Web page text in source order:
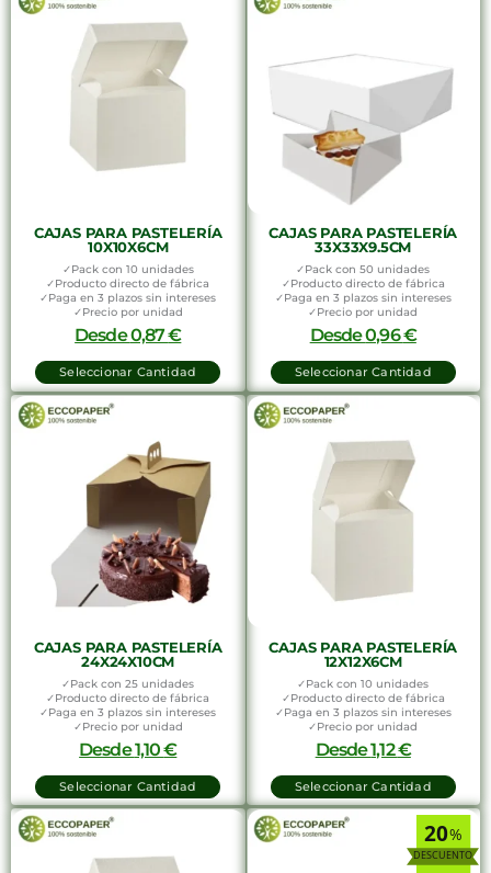
CAJAS PARA PASTELERÍA
10X10X6CM
✓Pack con 10 unidades
✓Producto directo de fábrica
✓Paga en 3 plazos sin intereses
✓Precio por unidad
Desde0,87€
Seleccionar Cantidad
CAJAS PARA PASTELERÍA
33X33X9.5CM
✓Pack con 50 unidades
✓Producto directo de fábrica
✓Paga en 3 plazos sin intereses
✓Precio por unidad
Desde0,96€
Seleccionar Cantidad
CAJAS PARA PASTELERÍA
24X24X10CM
✓Pack con 25 unidades
✓Producto directo de fábrica
✓Paga en 3 plazos sin intereses
✓Precio por unidad
Desde1,10€
Seleccionar Cantidad
CAJAS PARA PASTELERÍA
12X12X6CM
✓Pack con 10 unidades
✓Producto directo de fábrica
✓Paga en 3 plazos sin intereses
✓Precio por unidad
Desde1,12€
Seleccionar Cantidad
%
20